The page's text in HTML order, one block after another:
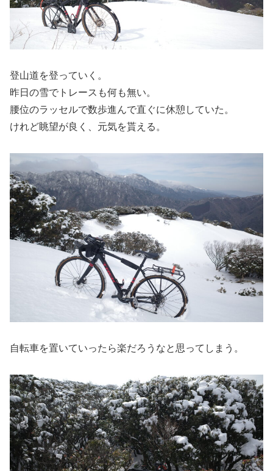
登山道を登っていく。
昨日の雪でトレースも何も無い。
腰位のラッセルで数歩進んで直ぐに休憩していた。
けれど眺望が良く、元気を貰える。
自転車を置いていったら楽だろうなと思ってしまう。